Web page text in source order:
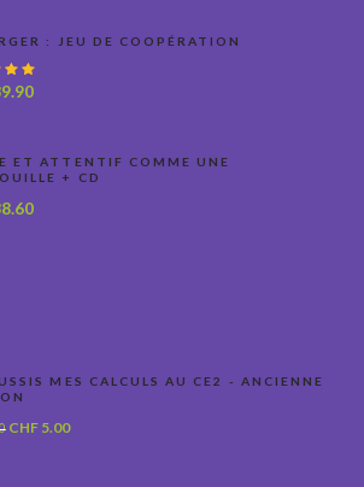
: JEU DE COOPÉRATION
ET ATTENTIF COMME UNE
+ CD
MES CALCULS AU CE2 - ANCIENNE
Le
CHF5.00Le